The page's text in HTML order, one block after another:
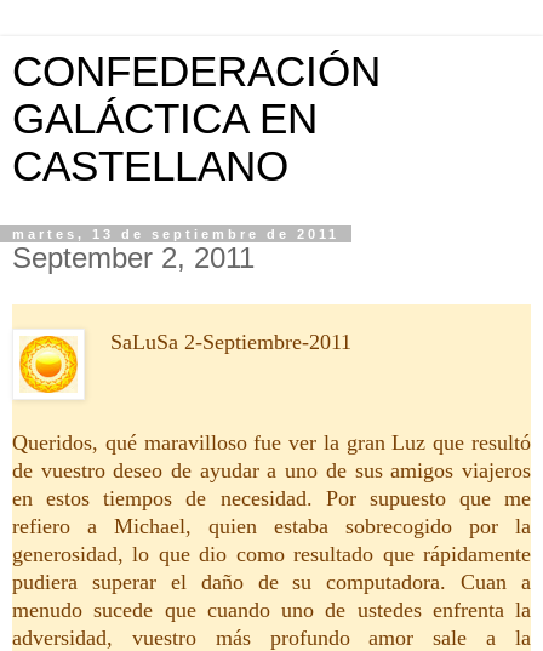
CONFEDERACIÓN
GALÁCTICA EN
CASTELLANO
martes, 13 de septiembre de 2011
September 2, 2011
SaLuSa 2-Septiembre-2011
Queridos, qué maravilloso fue ver la gran Luz que resultó
de vuestro deseo de ayudar a uno de sus amigos viajeros
en estos tiempos de necesidad. Por supuesto que me
refiero a Michael, quien estaba sobrecogido por la
generosidad, lo que dio como resultado que rápidamente
pudiera superar el daño de su computadora. Cuan a
menudo sucede que cuando uno de ustedes enfrenta la
adversidad, vuestro más profundo amor sale a la